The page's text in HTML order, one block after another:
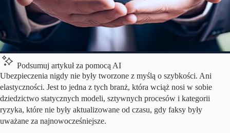
Podsumuj artykuł za pomocą AI
Ubezpieczenia nigdy nie były tworzone z myślą o szybkości. Ani
elastyczności. Jest to jedna z tych branż, która wciąż nosi w sobie
dziedzictwo statycznych modeli, sztywnych procesów i kategorii
ryzyka, które nie były aktualizowane od czasu, gdy faksy były
uważane za najnowocześniejsze.